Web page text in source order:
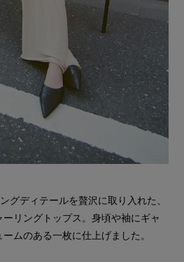
グディテールを贅沢に取り入れた、
リングトップス。身頃や袖にギャ
ムのある一枚に仕上げました。